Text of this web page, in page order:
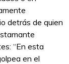
detrás de quien
“En esta
en el